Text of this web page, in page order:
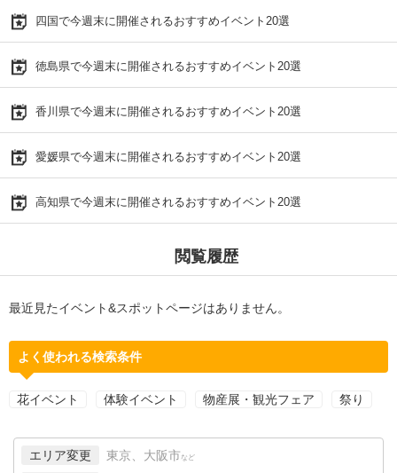
四国で今週末に開催されるおすすめイベント20選
徳島県で今週末に開催されるおすすめイベント20選
香川県で今週末に開催されるおすすめイベント20選
愛媛県で今週末に開催されるおすすめイベント20選
高知県で今週末に開催されるおすすめイベント20選
閲覧履歴
最近見たイベント&スポットページはありません。
よく使われる検索条件
花イベント 体験イベント 物産展・観光フェア 祭り
エリア変更 東京、大阪市 など